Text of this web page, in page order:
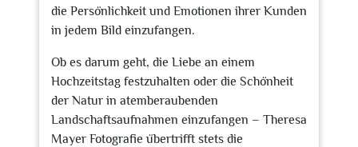
die Persönlichkeit und Emotionen ihrer Kunden
in jedem Bild einzufangen.
Ob es darum geht, die Liebe an einem
Hochzeitstag festzuhalten oder die Schönheit
der Natur in atemberaubenden
Landschaftsaufnahmen einzufangen – Theresa
Mayer Fotografie übertrifft stets die